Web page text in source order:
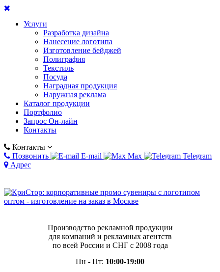
Услуги
Разработка дизайна
Нанесение логотипа
Изготовление бейджей
Полиграфия
Текстиль
Посуда
Наградная продукция
Наружная реклама
Каталог продукции
Портфолио
Запрос Он-лайн
Контакты
Контакты
Позвонить
E-mail Max
Telegram
Адрес
Производство рекламной продукции
для компаний и рекламных агентств
по всей России и СНГ с 2008 года
Пн - Пт: 10:00-19:00